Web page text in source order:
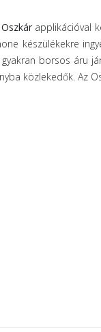
Oszkár applikációval
készülékekre
gyakran borsos áru
közlekedők. Az